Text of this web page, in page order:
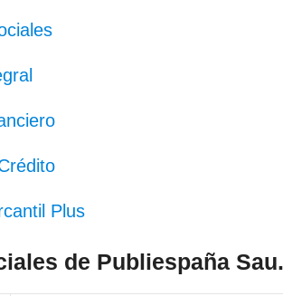
Plus
de Publiespaña Sau.